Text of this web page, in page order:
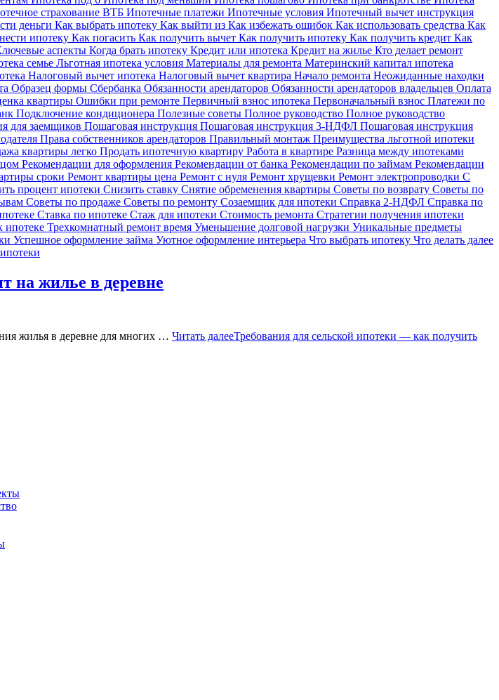
страхование ВТБ Ипотечные платежи Ипотечные условия Ипотечный вычет инструкция
деньги Как выбрать ипотеку Как выйти из Как избежать ошибок Как использовать средства Как
ипотеку Как погасить Как получить вычет Как получить ипотеку Как получить кредит Как
аспекты Когда брать ипотеку Кредит или ипотека Кредит на жилье Кто делает ремонт
семье Льготная ипотека условия Материалы для ремонта Материнский капитал ипотека
Налоговый вычет ипотека Налоговый вычет квартира Начало ремонта Неожиданные находки
Образец формы Сбербанка Обязанности арендаторов Обязанности арендаторов владельцев Оплата
квартиры Ошибки при ремонте Первичный взнос ипотека Первоначальный взнос Платежи по
Подключение кондиционера Полезные советы Полное руководство Полное руководство
для заемщиков Пошаговая инструкция Пошаговая инструкция 3-НДФЛ Пошаговая инструкция
Права собственников арендаторов Правильный монтаж Преимущества льготной ипотеки
квартиры легко Продать ипотечную квартиру Работа в квартире Разница между ипотеками
Рекомендации для оформления Рекомендации от банка Рекомендации по займам Рекомендации
сроки Ремонт квартиры цена Ремонт с нуля Ремонт хрущевки Ремонт электропроводки С
процент ипотеки Снизить ставку Снятие обременения квартиры Советы по возврату Советы по
Советы по продаже Советы по ремонту Созаемщик для ипотеки Справка 2-НДФЛ Справка по
Ставка по ипотеке Стаж для ипотеки Стоимость ремонта Стратегии получения ипотеки
ипотеке Трехкомнатный ремонт время Уменьшение долговой нагрузки Уникальные предметы
Успешное оформление займа Уютное оформление интерьера Что выбрать ипотеку Что делать далее
на жилье в деревне
жилья в деревне для многих … Читать далееТребования для сельской ипотеки — как получить